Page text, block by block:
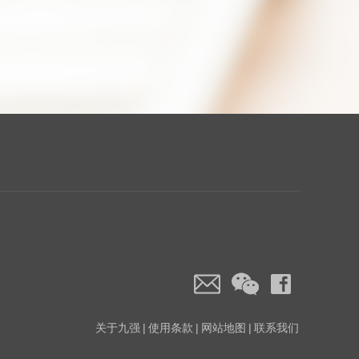
关于九强 | 使用条款 | 网站地图 | 联系我们